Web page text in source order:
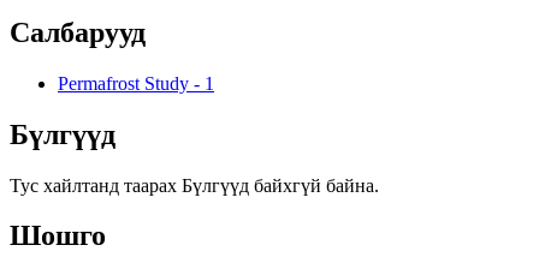
Салбарууд
Permafrost Study - 1
Бүлгүүд
Тус хайлтанд таарах Бүлгүүд байхгүй байна.
Шошго